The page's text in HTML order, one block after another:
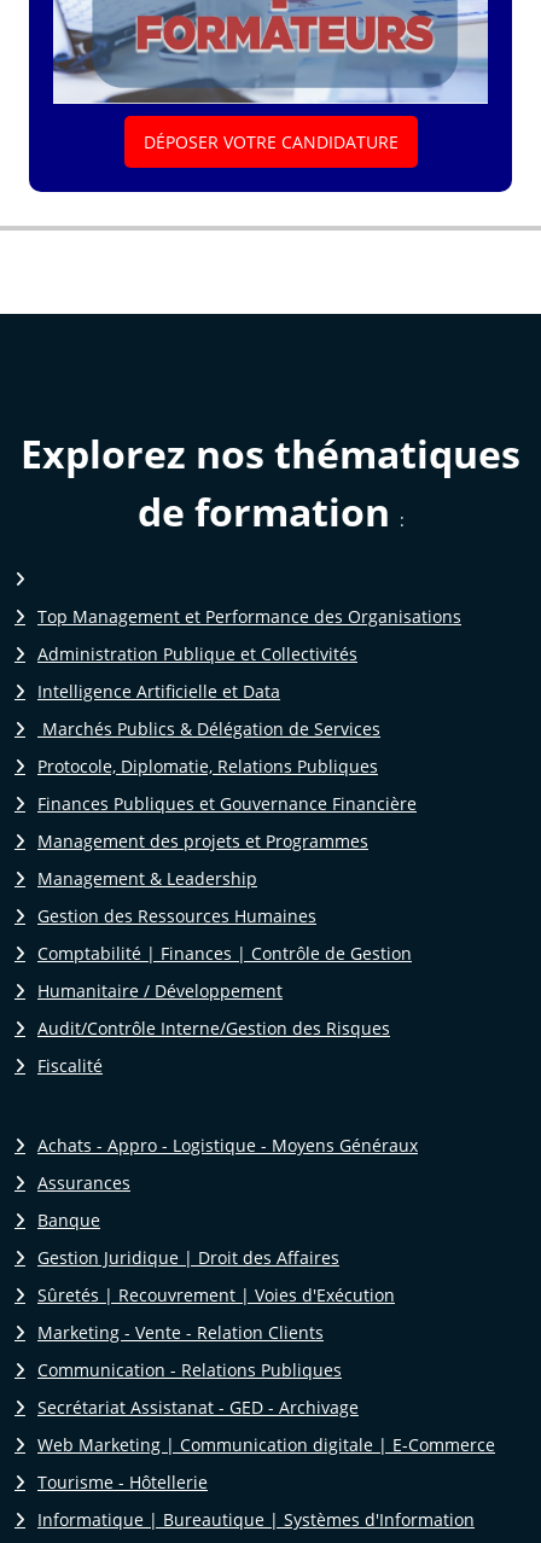
DÉPOSER VOTRE CANDIDATURE
Explorez nos thématiques
de formation :
Top Management et Performance des Organisations
Administration Publique et Collectivités
Intelligence Artificielle et Data
Marchés Publics & Délégation de Services
Protocole, Diplomatie, Relations Publiques
Finances Publiques et Gouvernance Financière
Management des projets et Programmes
Management & Leadership
Gestion des Ressources Humaines
Comptabilité | Finances | Contrôle de Gestion
Humanitaire / Développement
Audit/Contrôle Interne/Gestion des Risques
Fiscalité
Achats - Appro - Logistique - Moyens Généraux
Assurances
Banque
Gestion Juridique | Droit des Affaires
Sûretés | Recouvrement | Voies d'Exécution
Marketing - Vente - Relation Clients
Communication - Relations Publiques
Secrétariat Assistanat - GED - Archivage
Web Marketing | Communication digitale | E-Commerce
Tourisme - Hôtellerie
Informatique | Bureautique | Systèmes d'Information